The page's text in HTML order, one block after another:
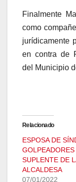
Finalmente
como
jurídicamente
en contra de
del Municipio
Relacionado
ESPOSA DE
GOLPEADORES
SUPLENTE DE
ALCALDESA
07/01/2022